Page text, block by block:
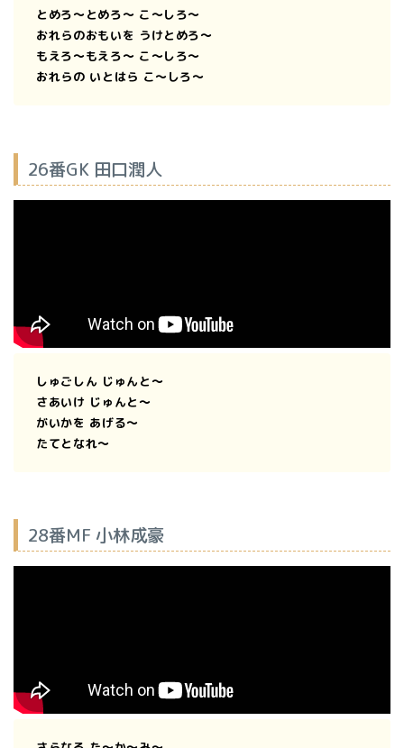
とめろ〜とめろ〜 こ〜しろ〜
おれらのおもいを うけとめろ〜
もえろ〜もえろ〜 こ〜しろ〜
おれらの いとはら こ〜しろ〜
26番GK 田口潤人
しゅごしん じゅんと〜
さあいけ じゅんと〜
がいかを あげる〜
たてとなれ〜
28番MF 小林成豪